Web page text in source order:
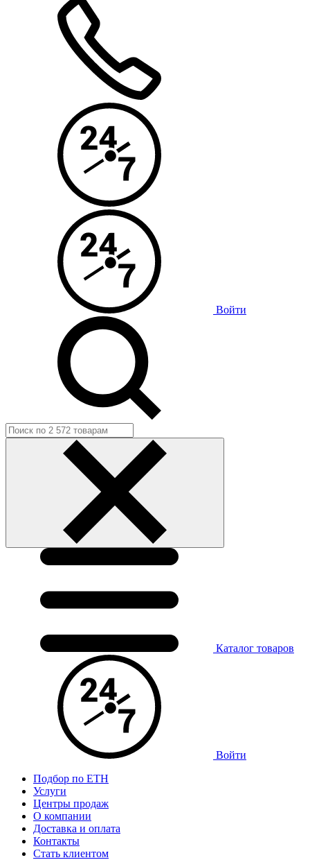
Войти
Каталог товаров
Войти
Подбор по ЕТН
Услуги
Центры продаж
О компании
Доставка и оплата
Контакты
Стать клиентом